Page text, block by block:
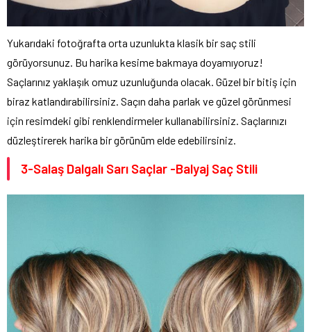
Yukarıdaki fotoğrafta orta uzunlukta klasik bir saç stili
görüyorsunuz. Bu harika kesime bakmaya doyamıyoruz!
Saçlarınız yaklaşık omuz uzunluğunda olacak. Güzel bir bitiş için
biraz katlandırabilirsiniz. Saçın daha parlak ve güzel görünmesi
için resimdeki gibi renklendirmeler kullanabilirsiniz. Saçlarınızı
düzleştirerek harika bir görünüm elde edebilirsiniz.
3-Salaş Dalgalı Sarı Saçlar -Balyaj Saç Stili